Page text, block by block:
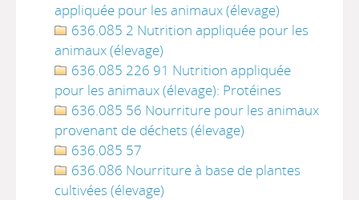
appliquée pour les animaux (élevage)
636.085 2 Nutrition appliquée pour les
animaux (élevage)
636.085 226 91 Nutrition appliquée
pour les animaux (élevage): Protéines
636.085 56 Nourriture pour les animaux
provenant de déchets (élevage)
636.085 57
636.086 Nourriture à base de plantes
cultivées (élevage)